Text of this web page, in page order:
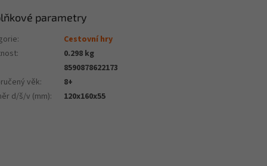
parametry
:
Cestovní hry
:
0.298 kg
8590878622173
věk:
8+
d/š/v (mm): 120x160x55